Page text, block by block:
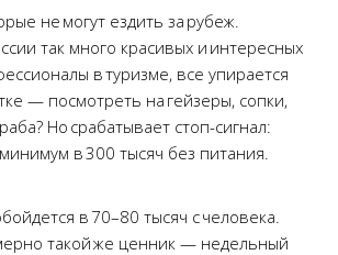
не могут ездить за рубеж.
так много красивых и интересных
в туризме, все упирается
— посмотреть на гейзеры, сопки,
Но срабатывает стоп-сигнал:
в 300 тысяч без питания.
в 70–80 тысяч с человека.
такой же ценник — недельный